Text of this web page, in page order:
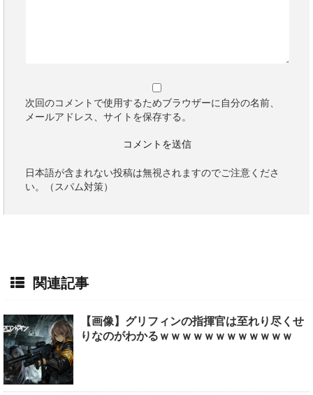
次回のコメントで使用するためブラウザーに自分の名前、
メールアドレス、サイトを保存する。
日本語が含まれない投稿は無視されますのでご注意くださ
い。（スパム対策）
関連記事
【画像】グリフィンの指揮官は至れり尽くせ
りなのがわかるｗｗｗｗｗｗｗｗｗｗｗｗ